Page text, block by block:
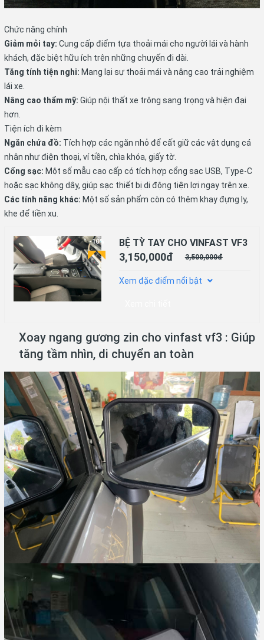
Chức năng chính
Giảm mỏi tay: Cung cấp điểm tựa thoải mái cho người lái và hành
khách, đặc biệt hữu ích trên những chuyến đi dài.
Tăng tính tiện nghi: Mang lại sự thoải mái và nâng cao trải nghiệm
lái xe.
Nâng cao thẩm mỹ: Giúp nội thất xe trông sang trọng và hiện đại
hơn.
Tiện ích đi kèm
Ngăn chứa đồ: Tích hợp các ngăn nhỏ để cất giữ các vật dụng cá
nhân như điện thoại, ví tiền, chìa khóa, giấy tờ.
Cổng sạc: Một số mẫu cao cấp có tích hợp cổng sạc USB, Type-C
hoặc sạc không dây, giúp sạc thiết bị di động tiện lợi ngay trên xe.
Các tính năng khác: Một số sản phẩm còn có thêm khay đựng ly,
khe để tiền xu.
-10% BỆ TỲ TAY CHO VINFAST VF3
3,150,000đ 3,500,000đ
Xem đặc điểm nổi bật
Xoay ngang gương zin cho vinfast vf3 : Giúp
tăng tầm nhìn, di chuyển an toàn